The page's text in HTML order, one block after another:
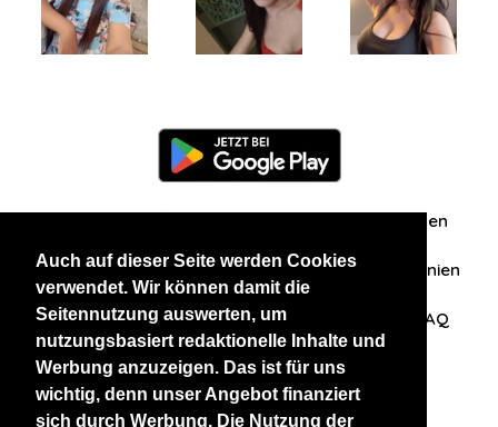
Auch auf dieser Seite werden Cookies
verwendet. Wir können damit die
Seitennutzung auswerten, um
nutzungsbasiert redaktionelle Inhalte und
Werbung anzuzeigen. Das ist für uns
wichtig, denn unser Angebot finanziert
sich durch Werbung. Die Nutzung der
Zuschriften/Erfahrungen
Datenschutzerklärung AGB Datenschutzrichtlinien
Nehmen Sie Kontakt mit uns auf FAQ
Unsere anderen Websites